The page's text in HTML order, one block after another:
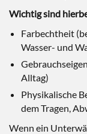
Wichtig sind
Farbechtheit
Wasser- und
Alltag)
Physikalische
dem Tragen,
Wenn ein